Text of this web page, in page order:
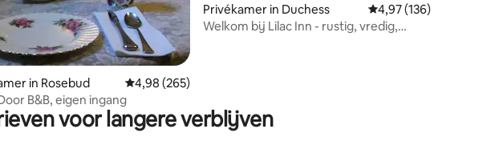
van 4,93 op 5, 15 recensies
in Rosebud Gemiddelde beoordeling van 4,98 op 5, 265 recensies
4,98 (265)
B&B, eigen ingang
Privékamer in Duchess Gemiddelde
4,97 (136)
Welkom bij Lilac Inn - rustig, vredig,
voor langere verblijven